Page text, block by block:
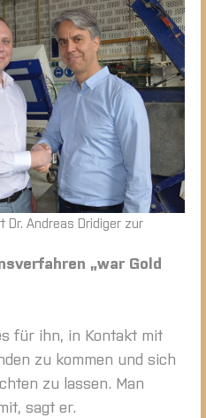
Dr. Andreas Dridiger zur
„war Gold
für ihn, in Kontakt mit
zu kommen und sich
zu lassen. Man
sagt er.